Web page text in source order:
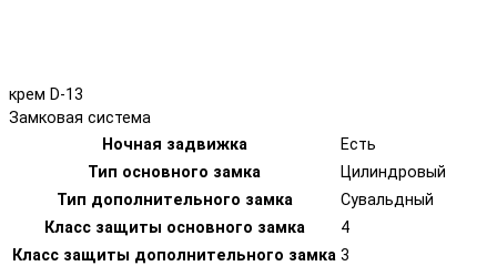
крем D-13
Замковая система
Ночная задвижка
Есть
Тип основного замка
Цилиндровый
Тип дополнительного замка
Сувальдный
Класс защиты основного замка
4
Класс защиты дополнительного замка 3